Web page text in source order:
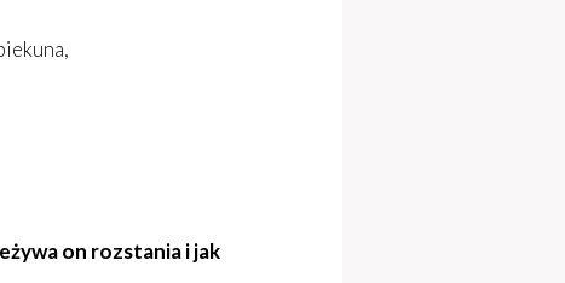
on rozstania i jak